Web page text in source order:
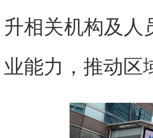
升相关机构及人
业能力，推动区